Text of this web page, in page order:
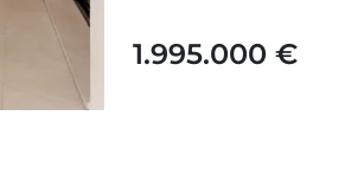
1.995.000 €